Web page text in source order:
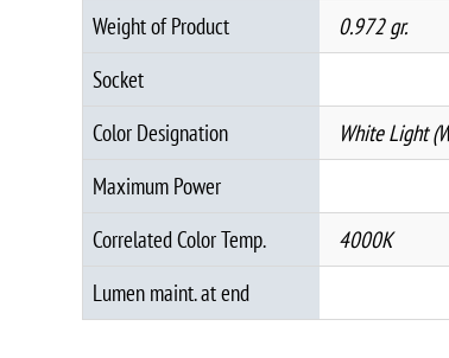
Weight of Product
0.972 gr.
Socket
Color Designation
White Light
Maximum Power
Correlated Color Temp.
4000K
Lumen maint. at end